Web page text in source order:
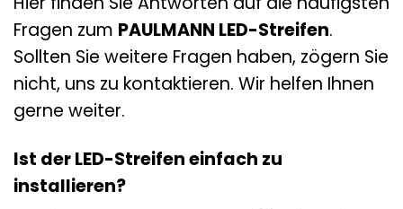
Fragen zum PAULMANN LED-Streifen.
Sollten Sie weitere Fragen haben, zögern Sie
nicht, uns zu kontaktieren. Wir helfen Ihnen
gerne weiter.
Ist der LED-Streifen einfach zu
installieren?